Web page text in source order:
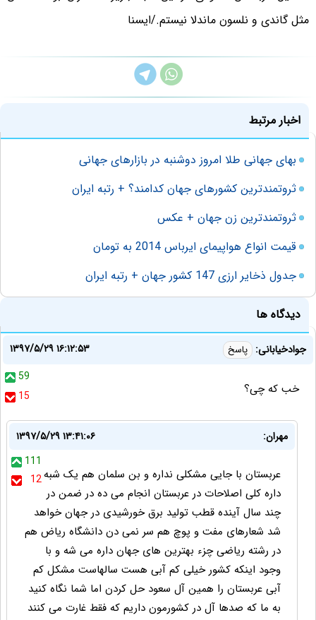
مثل گاندی و نلسون ماندلا نیستم./ایسنا
اخبار مرتبط
بهای جهانی طلا امروز دوشنبه در بازارهای جهانی
ثروتمندترین کشورهای جهان کدامند؟ + رتبه ایران
ثروتمندترین زن جهان + عکس
قیمت انواع هواپیمای ایرباس 2014 به تومان
جدول ذخایر ارزی 147 کشور جهان + رتبه ایران
دیدگاه ها
جوادخیابانی: پاسخ
۱۳۹۷/۵/۲۹ ۱۶:۱۲:۵۳
59
15
خب که چی؟
مهران:
۱۳۹۷/۵/۲۹ ۱۳:۴۱:۰۶
111
12عربستان با جایی مشکلی نداره و بن سلمان هم یک شبه
داره کلی اصلاحات در عربستان انجام می ده در ضمن در
چند سال آینده قطب تولید برق خورشیدی در جهان خواهد
شد شعارهای مفت و پوچ هم سر نمی دن دانشگاه ریاض هم
در رشته ریاضی چزء بهترین های جهان داره می شه و با
وجود اینکه کشور خیلی کم آبی هست سالهاست مشکل کم
آبی عربستان را همین آل سعود حل کردن اما شما نگاه کنید
به ما که صدها آل در کشورمون داریم که فقط غارت می کنند